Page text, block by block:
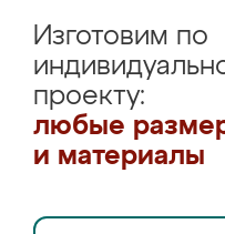
Изготовим по
проекту:
любые
и материалы